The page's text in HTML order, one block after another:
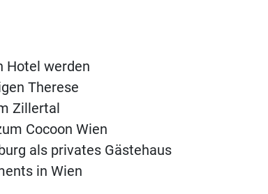
Hotel werden
Therese
Zillertal
Cocoon Wien
als privates Gästehaus
in Wien